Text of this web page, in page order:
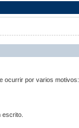
ocurrir por varios motivos: